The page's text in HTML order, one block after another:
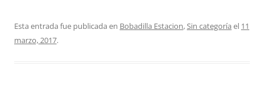
Esta entrada fue publicada en Bobadilla Estacion, Sin categoría el 11
marzo, 2017.